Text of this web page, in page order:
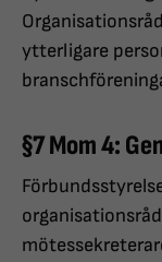
ytterligare
§7 Mom 4: